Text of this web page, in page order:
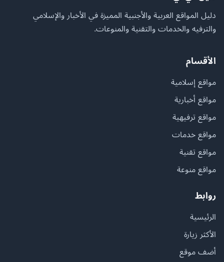
دليل المواقع العربية والأجنبية المميزة في الأخبار والإسلامي
والترفيه والخدمات والتقنية والمنوعات.
الأقسام
مواقع إسلامية
مواقع أخبارية
مواقع ترفيهية
مواقع خدمات
مواقع تقنية
مواقع منوعة
روابط
الرئيسية
الأكثر زيارة
أضف موقع